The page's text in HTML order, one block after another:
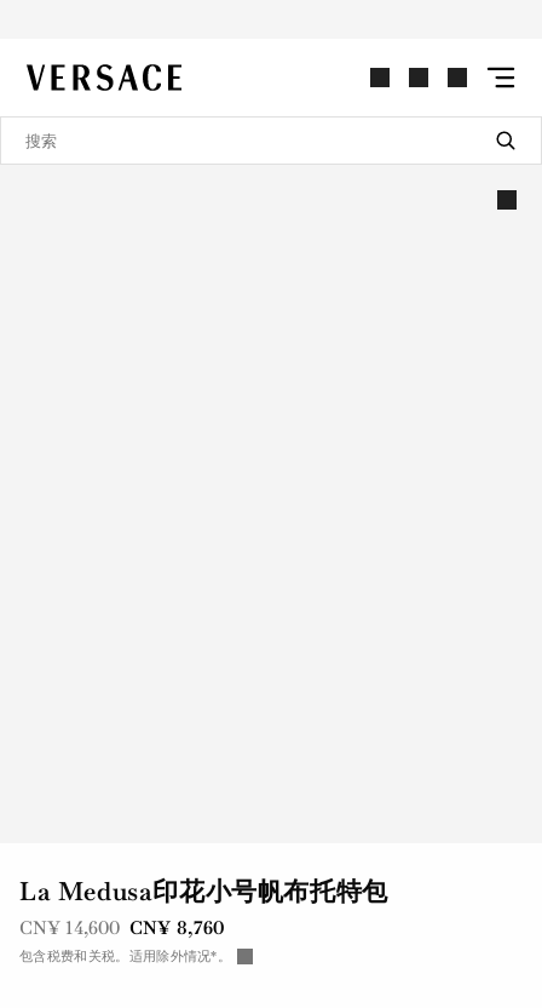
VERSACE | 主页
La Medusa印花小号帆布托特包
之前是
CN¥ 14,600现在是
CN¥ 8,760
包含税费和关税。适用除外情况*。